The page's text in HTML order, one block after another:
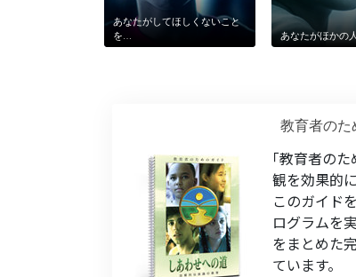
あなたがしてほしくないこと
を…
あなたがほかの
教育者のた
｢教育者の
観を効果的
このガイド
ログラムを
をまとめた
ています。